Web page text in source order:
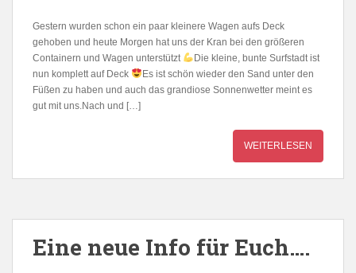
Gestern wurden schon ein paar kleinere Wagen aufs Deck
gehoben und heute Morgen hat uns der Kran bei den größeren
Containern und Wagen unterstützt
Die kleine, bunte Surfstadt ist
nun komplett auf Deck
Es ist schön wieder den Sand unter den
Füßen zu haben und auch das grandiose Sonnenwetter meint es
gut mit uns.Nach und […]
WEITERLESEN
Eine neue Info für Euch….